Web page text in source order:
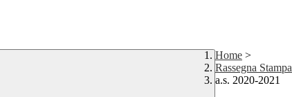
Home >
Rassegna Stampa
a.s. 2020-2021